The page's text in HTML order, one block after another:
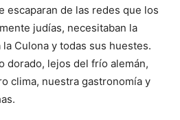
escaparan de las redes que los
judías, necesitaban la
Culona y todas sus huestes.
dorado, lejos del frío alemán,
clima, nuestra gastronomía y